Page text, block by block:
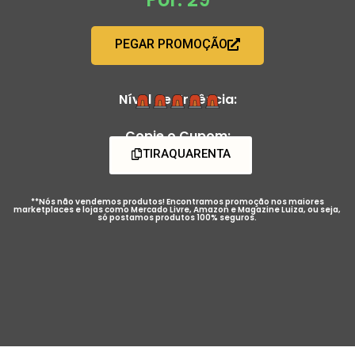
PEGAR PROMOÇÃO
Nível de Urgência:
Copie o Cupom:
TIRAQUARENTA
**Nós não vendemos produtos! Encontramos promoção nos maiores
marketplaces e lojas como Mercado Livre, Amazon e Magazine Luiza, ou seja,
só postamos produtos 100% seguros.